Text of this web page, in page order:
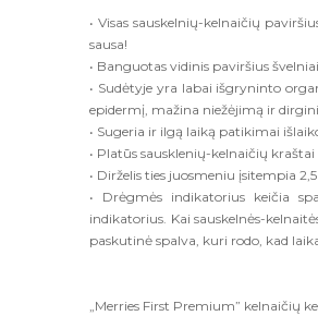
• Visas sauskelnių-kelnaičių
sausa!
• Banguotas vidinis paviršius
• Sudėtyje yra labai išgryninto
epidermį, mažina niežėjimą ir
• Sugeria ir ilgą laiką patikimai
• Platūs sausklenių-kelnaičių
• Dirželis ties juosmeniu įsitempia
• Drėgmės indikatorius keičia
indikatorius. Kai sauskelnės-
paskutinė spalva, kuri rodo, kad
„Merries First Premium” kelnaičių